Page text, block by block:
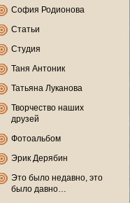
София Родионова
Статьи
Студия
Таня Антоник
Татьяна Луканова
Творчество наших
друзей
Фотоальбом
Эрик Дерябин
Это было недавно, это
было давно…